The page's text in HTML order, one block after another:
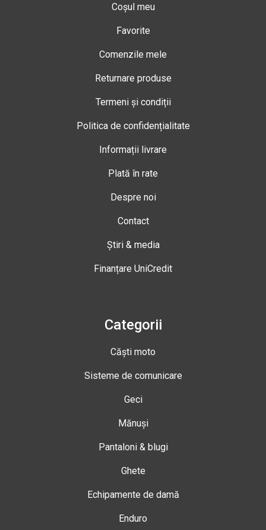
Coșul meu
Favorite
Comenzile mele
Returnare produse
Termeni și condiții
Politica de confidențialitate
Informații livrare
Plată în rate
Despre noi
Contact
Știri & media
Finanțare UniCredit
Categorii
Căști moto
Sisteme de comunicare
Geci
Mănuși
Pantaloni & blugi
Ghete
Echipamente de damă
Enduro